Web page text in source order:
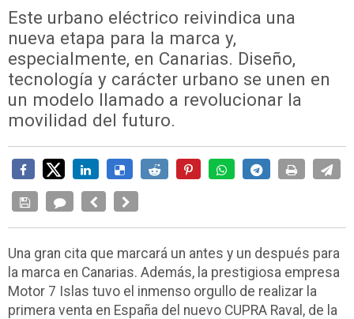
Este urbano eléctrico reivindica una
nueva etapa para la marca y,
especialmente, en Canarias. Diseño,
tecnología y carácter urbano se unen en
un modelo llamado a revolucionar la
movilidad del futuro.
Una gran cita que marcará un antes y un después para
la marca en Canarias. Además, la prestigiosa empresa
Motor 7 Islas tuvo el inmenso orgullo de realizar la
primera venta en España del nuevo CUPRA Raval, de la